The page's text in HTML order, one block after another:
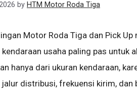
by HTM Motor Roda Tiga
Motor Roda Tiga dan Pick
usaha paling pas untuk
hanya dari ukuran kendaraan,
jalur distribusi, frekuensi kirim, dan